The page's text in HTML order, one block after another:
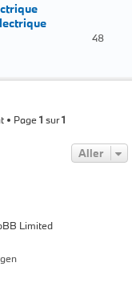
48
• Page1 sur1
Aller
Limited